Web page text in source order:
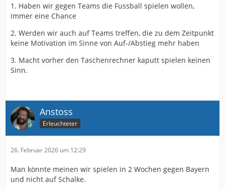
1. Haben wir gegen Teams die Fussball spielen wollen,
immer eine Chance
2. Werden wir auch auf Teams treffen, die zu dem Zeitpunkt
keine Motivation im Sinne von Auf-/Abstieg mehr haben
3. Macht vorher den Taschenrechner kaputt spielen keinen
Sinn.
Anstoss
Erleuchteter
26. Februar 2026 um 12:29
Man könnte meinen wir spielen in 2 Wochen gegen Bayern
und nicht auf Schalke.